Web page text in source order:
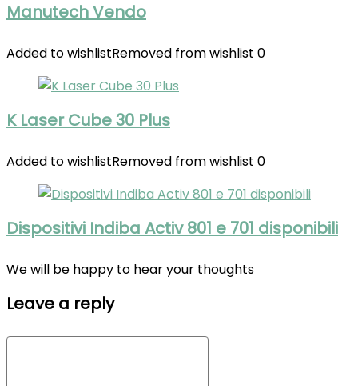
Manutech Vendo
Added to wishlistRemoved from wishlist 0
K Laser Cube 30 Plus
Added to wishlistRemoved from wishlist 0
Dispositivi Indiba Activ 801 e 701 disponibili
We will be happy to hear your thoughts
Leave a reply